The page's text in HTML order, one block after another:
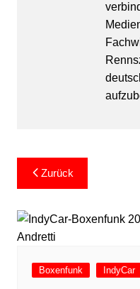
Zurück
Boxenfunk IndyCar